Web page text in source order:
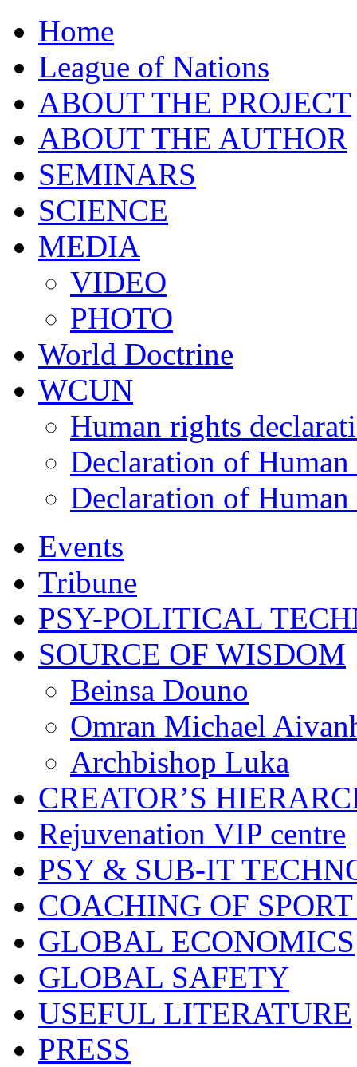
Home
League of Nations
ABOUT THE PROJECT
ABOUT THE AUTHOR
SEMINARS
SCIENCE
MEDIA
VIDEO
PHOTO
World Doctrine
WCUN
Human rights
Declaration of Human
Declaration of
Events
Tribune
PSY-POLITICAL
SOURCE OF WISDOM
Beinsa Douno
Omran Michael
Archbishop Luka
CREATOR’S
Rejuvenation VIP centre
PSY & SUB-IT
COACHING OF
GLOBAL ECONOMICS
GLOBAL SAFETY
USEFUL LITERATURE
PRESS